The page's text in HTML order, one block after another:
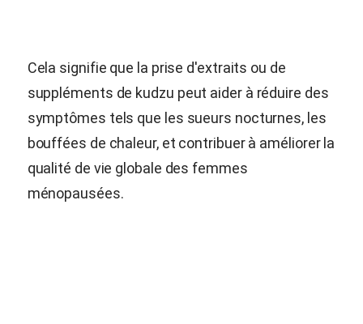
Cela signifie que la prise d'extraits ou de
suppléments de kudzu peut aider à réduire des
symptômes tels que les sueurs nocturnes, les
bouffées de chaleur, et contribuer à améliorer la
qualité de vie globale des femmes
ménopausées.